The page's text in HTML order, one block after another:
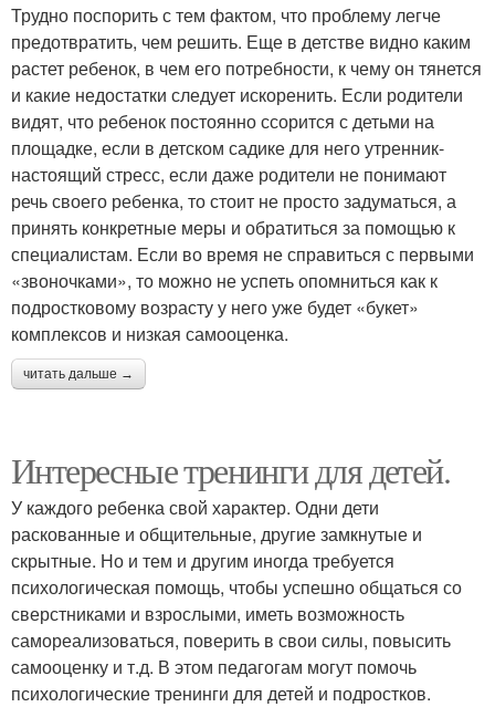
Трудно поспорить с тем фактом, что проблему легче
предотвратить, чем решить. Еще в детстве видно каким
растет ребенок, в чем его потребности, к чему он тянется
и какие недостатки следует искоренить. Если родители
видят, что ребенок постоянно ссорится с детьми на
площадке, если в детском садике для него утренник-
настоящий стресс, если даже родители не понимают
речь своего ребенка, то стоит не просто задуматься, а
принять конкретные меры и обратиться за помощью к
специалистам. Если во время не справиться с первыми
«звоночками», то можно не успеть опомниться как к
подростковому возрасту у него уже будет «букет»
комплексов и низкая самооценка.
читать дальше →
Интересные тренинги для детей.
У каждого ребенка свой характер. Одни дети
раскованные и общительные, другие замкнутые и
скрытные. Но и тем и другим иногда требуется
психологическая помощь, чтобы успешно общаться со
сверстниками и взрослыми, иметь возможность
самореализоваться, поверить в свои силы, повысить
самооценку и т.д. В этом педагогам могут помочь
психологические тренинги для детей и подростков.